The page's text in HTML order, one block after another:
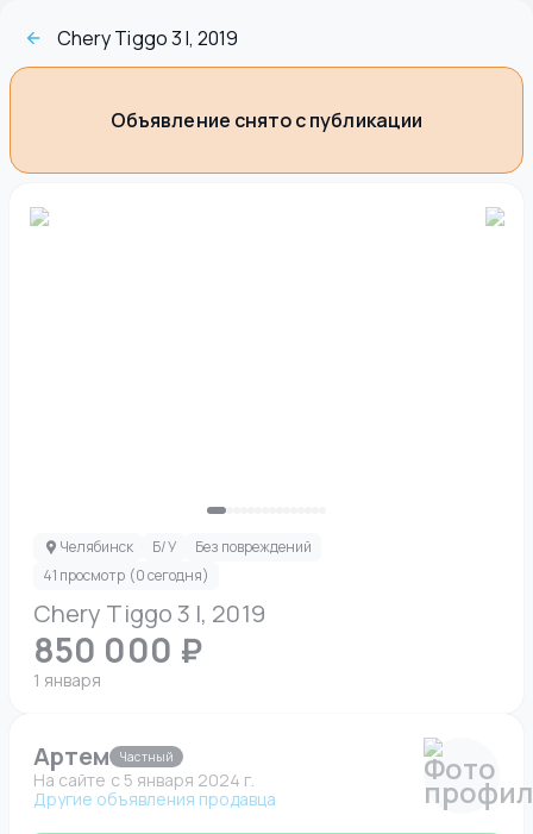
Chery Tiggo 3 I, 2019
Объявление снято с публикации
Chery Tiggo 3 I, 2019
850 000 ₽
1 января
Челябинск Б/У
Без повреждений
41 просмотр (0 сегодня)
Артем Частный
На сайте c 5 января 2024 г.
Другие объявления продавца